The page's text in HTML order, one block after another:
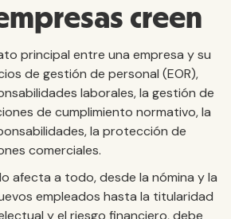
creen
principal entre una empresa y su
de gestión de personal (EOR),
laborales, la gestión de
de cumplimiento normativo, la
la protección de
comerciales.
afecta a todo, desde la nómina y la
empleados hasta la titularidad
y el riesgo financiero, debe